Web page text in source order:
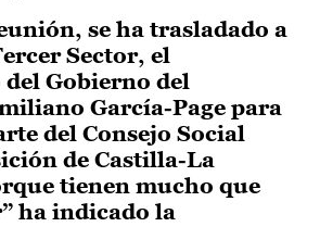
se ha trasladado a
Sector, el
Gobierno del
García-Page para
del Consejo Social
de Castilla-La
tienen mucho que
ha indicado la